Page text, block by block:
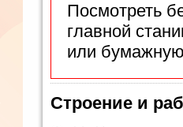
Посмотреть
главной
или
Строение и